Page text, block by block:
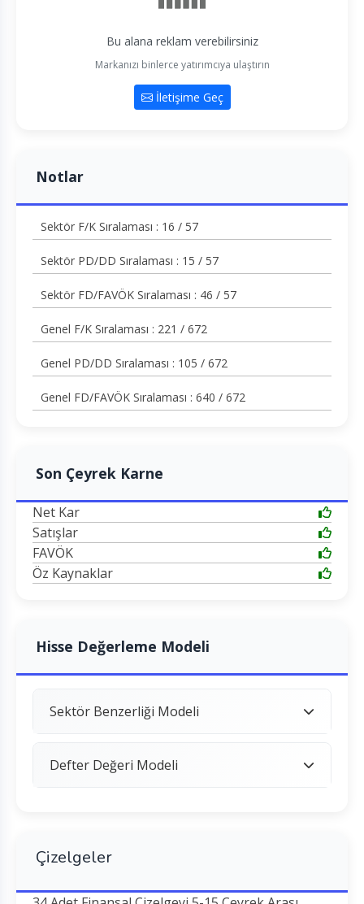
Bu alana reklam verebilirsiniz
Markanızı binlerce yatırımcıya ulaştırın
İletişime Geç
Notlar
Sektör F/K Sıralaması : 16 / 57
Sektör PD/DD Sıralaması : 15 / 57
Sektör FD/FAVÖK Sıralaması : 46 / 57
Genel F/K Sıralaması : 221 / 672
Genel PD/DD Sıralaması : 105 / 672
Genel FD/FAVÖK Sıralaması : 640 / 672
Son Çeyrek Karne
Net Kar
Satışlar
FAVÖK
Öz Kaynaklar
Hisse Değerleme Modeli
Sektör Benzerliği Modeli
Defter Değeri Modeli
Çizelgeler